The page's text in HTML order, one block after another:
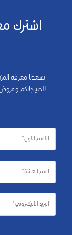
اشترك
يسعدنا معرفة
لاحتياجاتكم